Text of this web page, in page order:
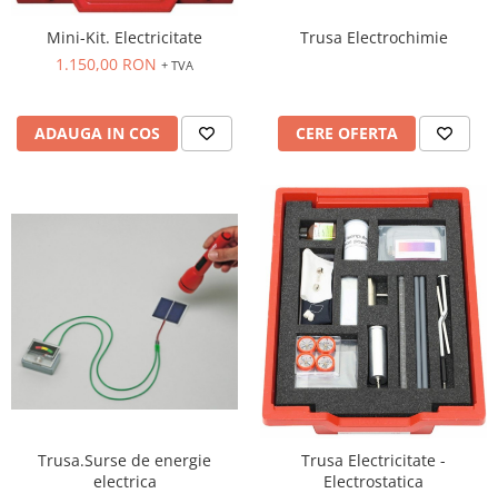
Imprimante
Multifunctionale
Imprimante si Scanere 3D
Videoconferinta si Colaborare
Kit Robotic Educational
Software Educational
Mobilier Invatamant
Mobilier Cresa si Gradinita
Mese gradinita
Paturi gradinita
Mini-Kit. Electricitate
1.150,00 RON + TVA
ADAUGA IN COS
Trusa Electrochimie
CERE OFERTA
Trusa.Surse de energie
electrica
Trusa Electricitate -
Electrostatica